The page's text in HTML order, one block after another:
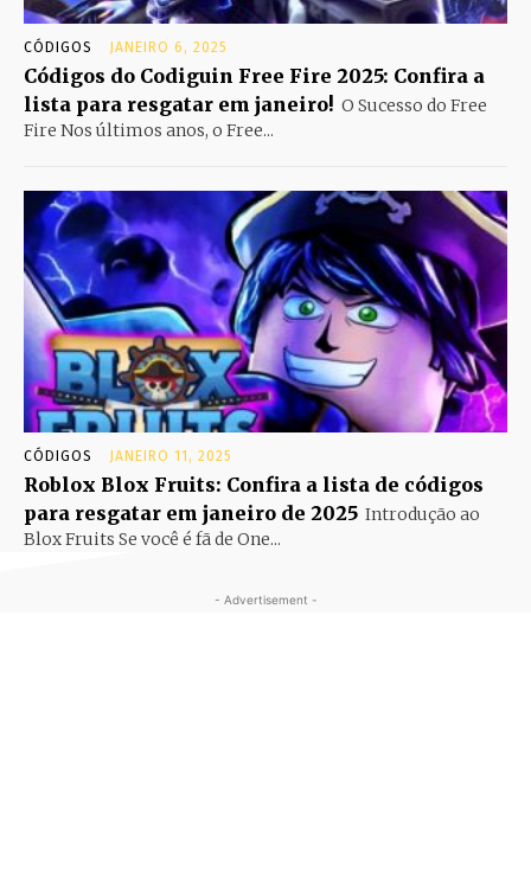
CÓDIGOS JANEIRO 6, 2025
Códigos do Codiguin Free Fire 2025: Confira a
lista para resgatar em janeiro! O Sucesso do Free
Fire Nos últimos anos, o Free...
CÓDIGOS JANEIRO 11, 2025
Roblox Blox Fruits: Confira a lista de códigos
para resgatar em janeiro de 2025 Introdução ao
Blox Fruits Se você é fã de One...
- Advertisement -